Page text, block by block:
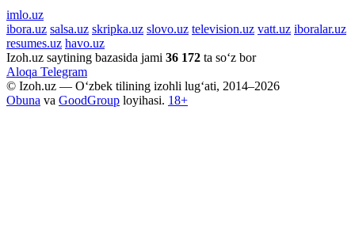
imlo.uz
ibora.uz salsa.uz skripka.uz slovo.uz television.uz vatt.uz iboralar.uz
resumes.uz havo.uz
Izoh.uz saytining bazasida jami 36 172 ta so‘z bor
Aloqa Telegram
© Izoh.uz — O‘zbek tilining izohli lug‘ati, 2014–2026
Obuna va GoodGroup loyihasi. 18+